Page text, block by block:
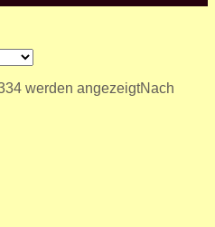
werden angezeigtNach